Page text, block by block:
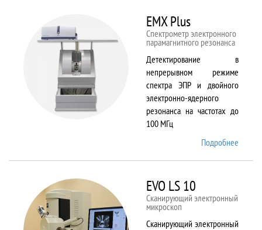
EMX Plus
Спектрометр электронного
парамагнитного резонанса
Детектирование в
непрерывном режиме
спектра ЭПР и двойного
электронно-ядерного
резонанса на частотах до
100 МГц
Подробнее
EVO LS 10
Сканирующий электронный
микроскоп
Сканирующий электронный